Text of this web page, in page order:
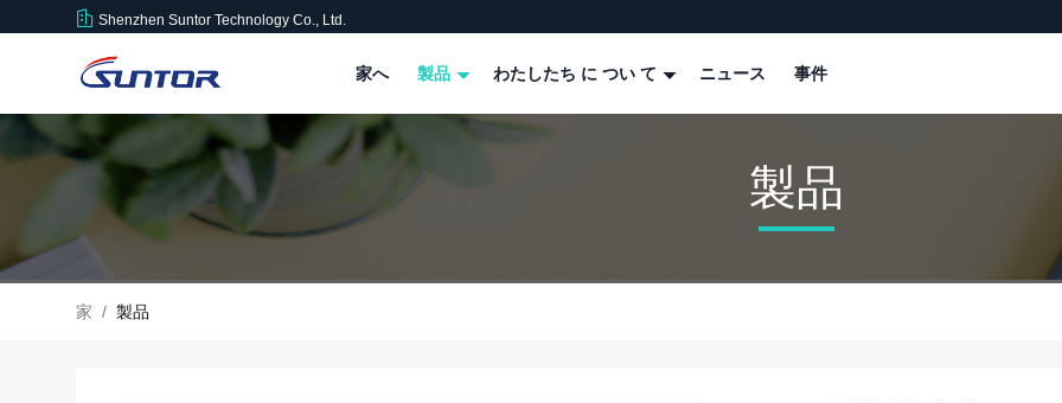
Shenzhen Suntor Technology Co., Ltd.
家へ 製品 わたしたち に つい て ニュース 事件
製品
家 / 製品